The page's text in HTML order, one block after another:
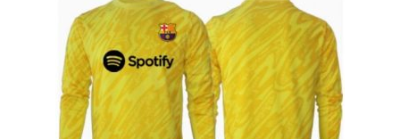
lahko
izberete
na
strani
izdelka